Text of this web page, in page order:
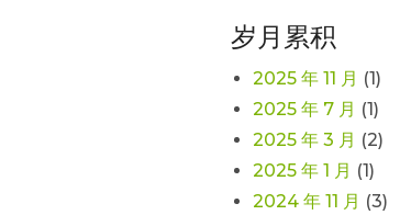
岁月累积
2025 年 11 月 (1)
2025 年 7 月 (1)
2025 年 3 月 (2)
2025 年 1 月 (1)
2024 年 11 月 (3)